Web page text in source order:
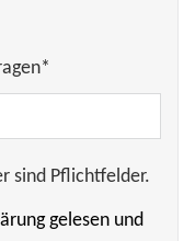
sind Pflichtfelder.
gelesen und